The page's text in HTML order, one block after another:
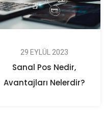
29 EYLÜL 2023
Sanal Pos Nedir,
Avantajları Nelerdir?